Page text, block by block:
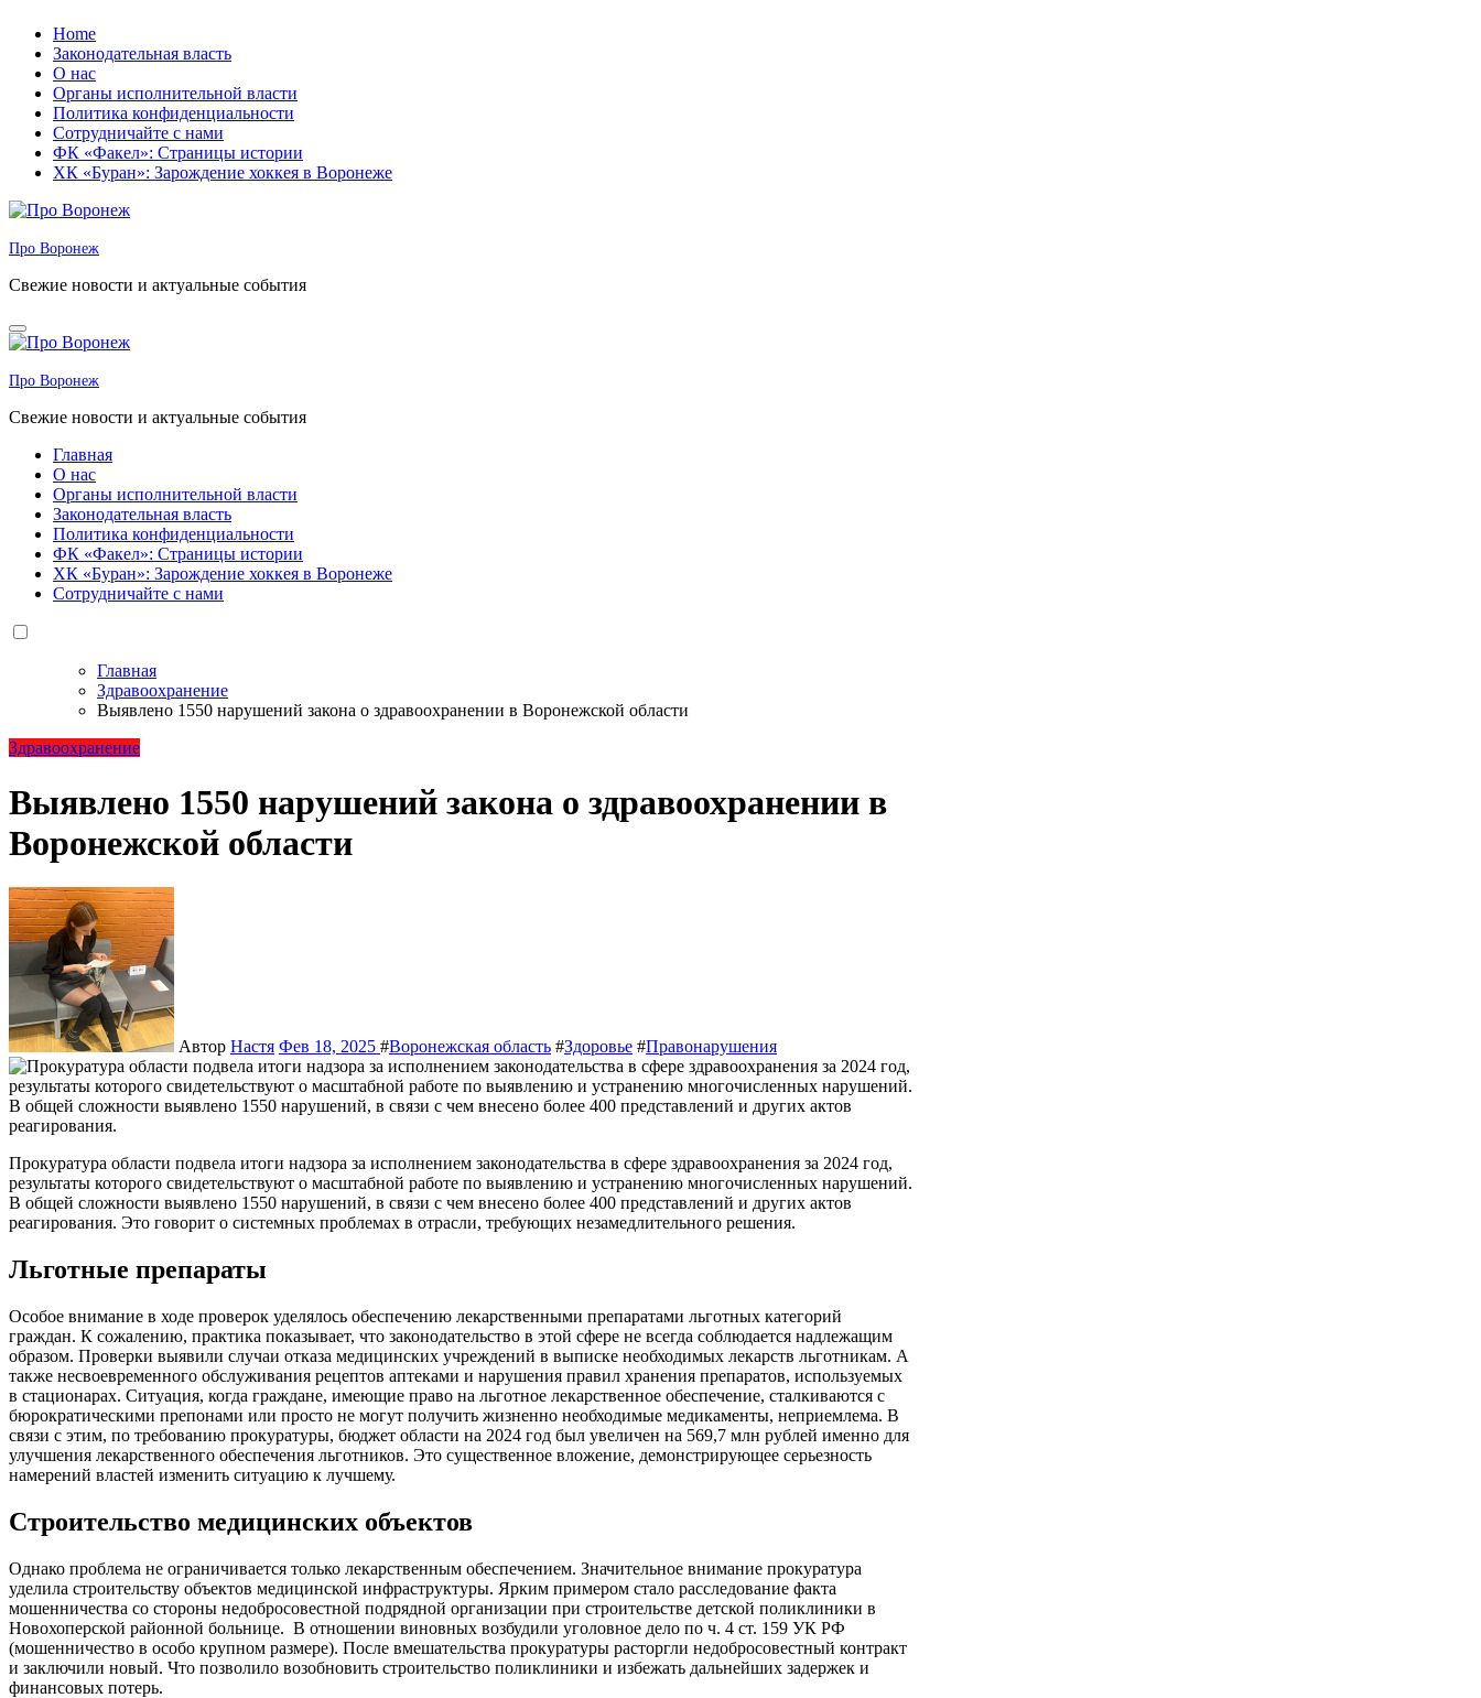
Перейти
содержанию
Home
Законодательная власть
О нас
Органы исполнительной власти
Политика конфиденциальности
Сотрудничайте с нами
ФК «Факел»: Страницы истории
ХК «Буран»: Зарождение хоккея в Воронеже
Про Воронеж
Свежие новости и актуальные события
Про Воронеж
Свежие новости и актуальные события
Главная
О нас
Органы исполнительной власти
Законодательная власть
Политика конфиденциальности
ФК «Факел»: Страницы истории
ХК «Буран»: Зарождение хоккея в Воронеже
Сотрудничайте с нами
Главная
Здравоохранение
Выявлено 1550 нарушений закона о здравоохранении в Воронежской области
Здравоохранение
Выявлено 1550 нарушений закона о здравоохранении в
Воронежской области
Автор Настя Фев 18, 2025 #Воронежская область #Здоровье #Правонарушения
Прокуратура области подвела итоги надзора за исполнением законодательства в сфере здравоохранения за 2024 год,
результаты которого свидетельствуют о масштабной работе по выявлению и устранению многочисленных нарушений.
В общей сложности выявлено 1550 нарушений, в связи с чем внесено более 400 представлений и других актов
реагирования. Это говорит о системных проблемах в отрасли, требующих незамедлительного решения.
Льготные препараты
Особое внимание в ходе проверок уделялось обеспечению лекарственными препаратами льготных категорий
граждан. К сожалению, практика показывает, что законодательство в этой сфере не всегда соблюдается надлежащим
образом. Проверки выявили случаи отказа медицинских учреждений в выписке необходимых лекарств льготникам. А
также несвоевременного обслуживания рецептов аптеками и нарушения правил хранения препаратов, используемых
в стационарах. Ситуация, когда граждане, имеющие право на льготное лекарственное обеспечение, сталкиваются с
бюрократическими препонами или просто не могут получить жизненно необходимые медикаменты, неприемлема. В
связи с этим, по требованию прокуратуры, бюджет области на 2024 год был увеличен на 569,7 млн рублей именно для
улучшения лекарственного обеспечения льготников. Это существенное вложение, демонстрирующее серьезность
намерений властей изменить ситуацию к лучшему.
Строительство медицинских объектов
Однако проблема не ограничивается только лекарственным обеспечением. Значительное внимание прокуратура
уделила строительству объектов медицинской инфраструктуры. Ярким примером стало расследование факта
мошенничества со стороны недобросовестной подрядной организации при строительстве детской поликлиники в
Новохоперской районной больнице. В отношении виновных возбудили уголовное дело по ч. 4 ст. 159 УК РФ
(мошенничество в особо крупном размере). После вмешательства прокуратуры расторгли недобросовестный контракт
и заключили новый. Что позволило возобновить строительство поликлиники и избежать дальнейших задержек и
финансовых потерь.